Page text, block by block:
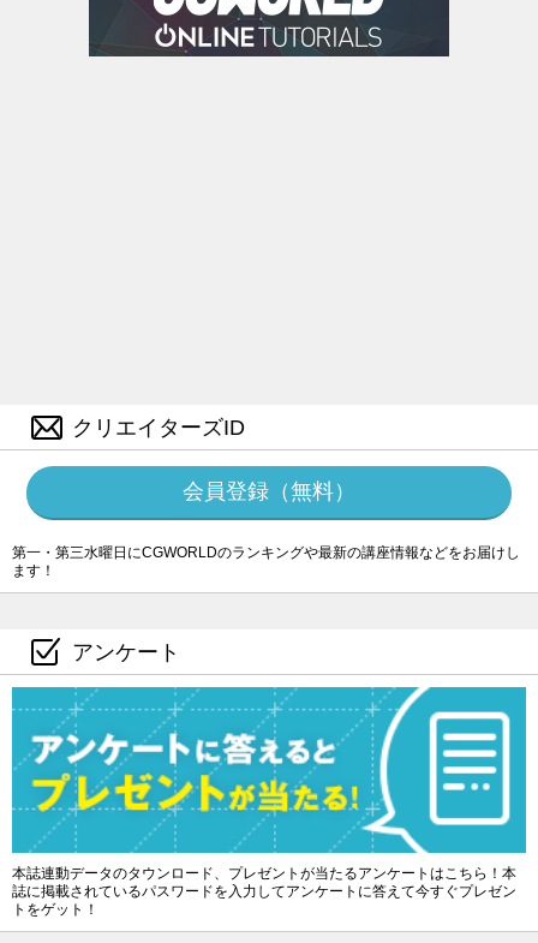
クリエイターズID
会員登録（無料）
第一・第三水曜日にCGWORLDのランキングや最新の講座情報などをお届けし
ます！
アンケート
本誌連動データのタウンロード、プレゼントが当たるアンケートはこちら！本
誌に掲載されているパスワードを入力してアンケートに答えて今すぐプレゼン
トをゲット！